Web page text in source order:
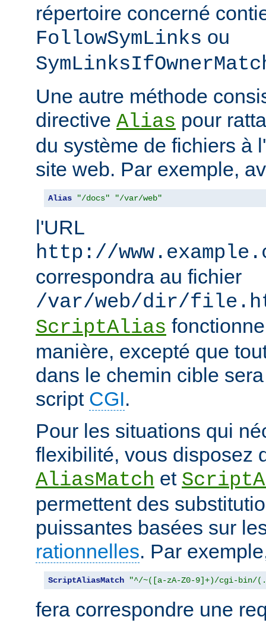
répertoire concerné
FollowSymLinks ou
Une autre méthode
directive Alias pour
du système de fichiers à
site web. Par exemple,
Alias "/docs" "/var/web"
l'URL
http://
correspondra au fichier
/var/web/dir/
ScriptAlias
manière, excepté que
dans le chemin cible
script CGI.
Pour les situations qui
flexibilité, vous disposez
AliasMatch et
permettent des
puissantes basées sur
rationnelles. Par
ScriptAliasMatch "^/~([a-zA-Z0-9]+)/cgi-bin/
fera correspondre une